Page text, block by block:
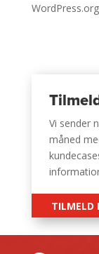
WordPress.org
Vi sender
måned
TILMELD